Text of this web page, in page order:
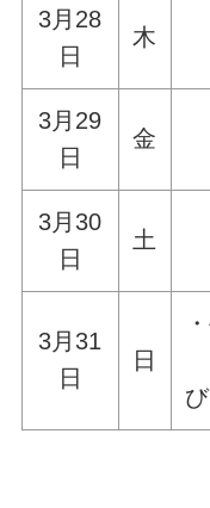
3月28
日
木
3月29
日
金
3月30
日
土
3月31
日
日